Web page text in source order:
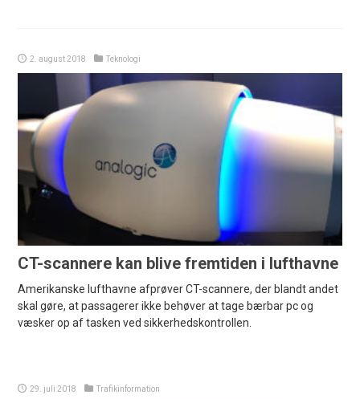
2. august 2018 Teknologi
CT-scannere kan blive fremtiden i lufthavne
Amerikanske lufthavne afprøver CT-scannere, der blandt andet
skal gøre, at passagerer ikke behøver at tage bærbar pc og
væsker op af tasken ved sikkerhedskontrollen.
29. juli 2018 Trafikinformation